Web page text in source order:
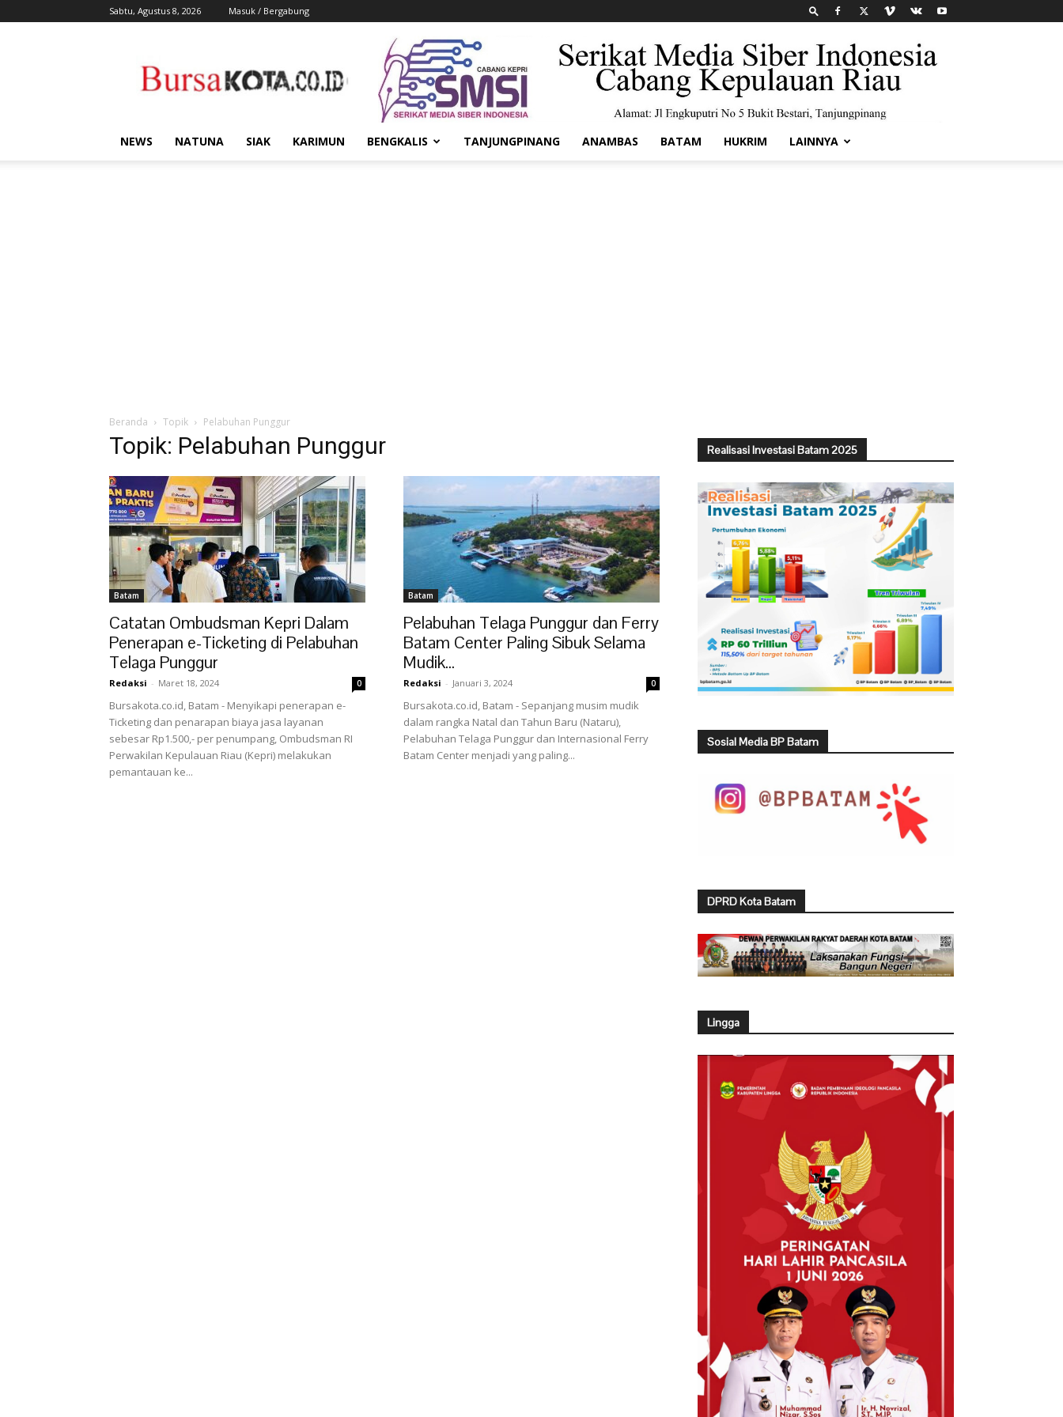
Sabtu, Agustus 8, 2026 Masuk / Bergabung
Kota
NEWS NATUNA SIAK KARIMUN BENGKALIS TANJUNGPINANG ANAMBAS BATAM HUKRIM LAINNYA
Beranda Topik Pelabuhan Punggur
Topik: Pelabuhan Punggur
Batam
Catatan Ombudsman Kepri Dalam
Penerapan e-Ticketing di Pelabuhan
Telaga Punggur
Redaksi - Maret 18, 2024 0
Bursakota.co.id, Batam - Menyikapi penerapan e-
Ticketing dan penarapan biaya jasa layanan
sebesar Rp1.500,- per penumpang, Ombudsman RI
Perwakilan Kepulauan Riau (Kepri) melakukan
pemantauan ke...
Batam
Pelabuhan Telaga Punggur dan Ferry
Batam Center Paling Sibuk Selama
Mudik...
Redaksi - Januari 3, 2024 0
Bursakota.co.id, Batam - Sepanjang musim mudik
dalam rangka Natal dan Tahun Baru (Nataru),
Pelabuhan Telaga Punggur dan Internasional Ferry
Batam Center menjadi yang paling...
Realisasi Investasi Batam 2025
Sosial Media BP Batam
DPRD Kota Batam
Lingga